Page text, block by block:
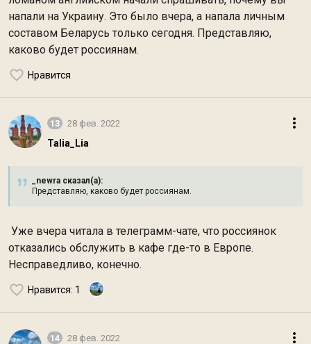
напали на Украину. Это было вчера, а напала личным
составом Беларусь только сегодня. Представляю,
каково будет россиянам.
Нравится
13 28 фев. 2022
Talia_Lia
_newra сказал(а):
Представляю, каково будет россиянам.
Уже вчера читала в телеграмм-чате, что россиянок
отказались обслужить в кафе где-то в Европе.
Несправедливо, конечно.
Нравится: 1
14 28 фев. 2022